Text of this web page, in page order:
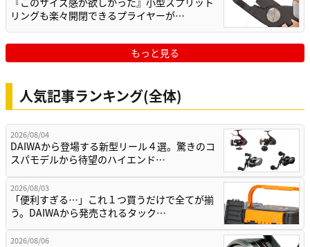
リングも楽々開閉できるプライヤーが…
もっと見る
人気記事ランキング(全体)
2026/08/04
DAIWAから登場する新型リール４選。驚きのコ
スパモデルから待望のハイエンド…
2026/08/03
「便利すぎる…」これ１つ買うだけで全てが揃
う。DAIWAから発売されるタック…
2026/08/06